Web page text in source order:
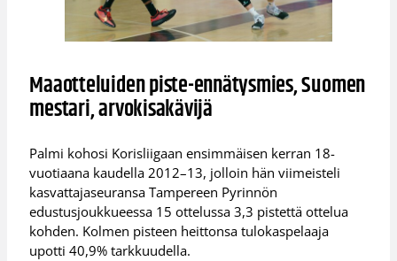
Maaotteluiden piste-ennätysmies, Suomen
mestari, arvokisakävijä
Palmi kohosi Korisliigaan ensimmäisen kerran 18-
vuotiaana kaudella 2012–13, jolloin hän viimeisteli
kasvattajaseuransa Tampereen Pyrinnön
edustusjoukkueessa 15 ottelussa 3,3 pistettä ottelua
kohden. Kolmen pisteen heittonsa tulokaspelaaja
upotti 40,9% tarkkuudella.